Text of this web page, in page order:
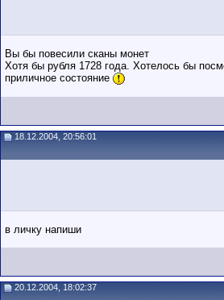
Вы бы повесили сканы монет
Хотя бы рубля 1728 года. Хотелось бы
приличное состояние
18.12.2004, 20:56:01
в личку напиши
20.12.2004, 18:02:37